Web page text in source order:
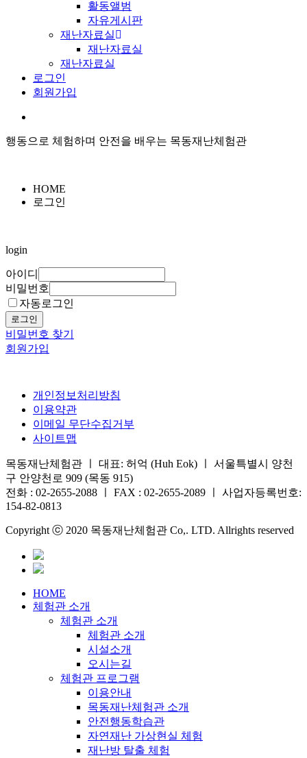
활동앨범
자유게시판
재난자료실
재난자료실
재난자료실
로그인
회원가입
행동으로 체험하며 안전을 배우는 목동재난체험관
HOME
로그인
login
아이디
비밀번호
자동로그인
로그인
비밀번호 찾기
회원가입
개인정보처리방침
이용약관
이메일 무단수집거부
사이트맵
목동재난체험관 ㅣ 대표: 허억 (Huh Eok) ㅣ 서울특별시 양천
구 안양천로 909 (목동 915)
전화 : 02-2655-2088 ㅣ FAX : 02-2655-2089 ㅣ 사업자등록번호:
154-82-0813
Copyright ⓒ 2020 목동재난체험관 Co,. LTD. Allrights reserved
HOME
체험관 소개
체험관 소개
체험관 소개
시설소개
오시는길
체험관 프로그램
이용안내
목동재난체험관 소개
안전행동학습관
자연재난 가상현실 체험
재난방 탈출 체험